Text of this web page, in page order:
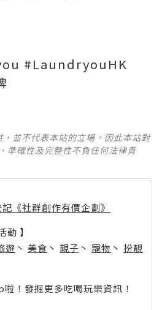
#LaundryouHK
並不代表本站的立場。因此本站對
準確性及完整性不負任何法律責
《社群創作有價企劃》
動 】
遊 丶 美食 丶 親子 丶 寵物 丶 扮靚
！發掘更多吃喝玩樂資訊！